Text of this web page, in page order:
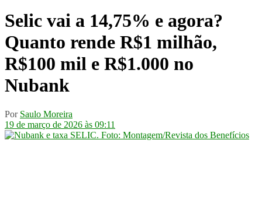
Selic vai a 14,75% e agora?
Quanto rende R$1 milhão,
R$100 mil e R$1.000 no
Nubank
Por Saulo Moreira
19 de março de 2026 às 09:11